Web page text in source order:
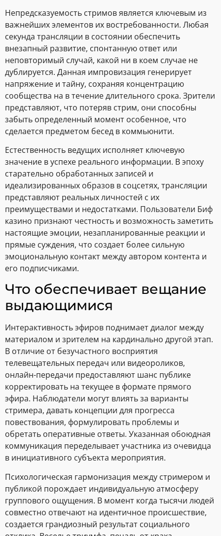
Непредсказуемость стримов является ключевым из
важнейших элементов их востребованности. Любая
секунда трансляции в состоянии обеспечить
внезапный развитие, спонтанную ответ или
неповторимый случай, какой ни в коем случае не
дублируется. Данная импровизация генерирует
напряжение и тайну, сохраняя концентрацию
сообщества на в течение длительного срока. Зрители
представляют, что потеряв стрим, они способны
забыть определенный момент особенное, что
сделается предметом бесед в коммьюнити.
Естественность ведущих исполняет ключевую
значение в успехе реального информации. В эпоху
старательно обработанных записей и
идеализированных образов в соцсетях, трансляции
представляют реальных личностей с их
преимуществами и недостатками. Пользователи Биф
казино признают честность и возможность заметить
настоящие эмоции, незапланированные реакции и
прямые суждения, что создает более сильную
эмоциональную контакт между автором контента и
его подписчиками.
Что обеспечивает вещание
выдающимися
Интерактивность эфиров поднимает диалог между
материалом и зрителем на кардинально другой этап.
В отличие от безучастного восприятия
телевещательных передач или видеороликов,
онлайн-передачи предоставляют шанс публике
корректировать на текущее в формате прямого
эфира. Наблюдатели могут влиять за варианты
стримера, давать концепции для прогресса
повествования, формулировать проблемы и
обретать оперативные ответы. Указанная обоюдная
коммуникация переделывает участника из очевидца
в инициативного субъекта мероприятия.
Психологическая гармонизация между стримером и
публикой порождает индивидуальную атмосферу
группового ощущения. В момент когда тысячи людей
совместно отвечают на идентичное происшествие,
создается грандиозный результат социального